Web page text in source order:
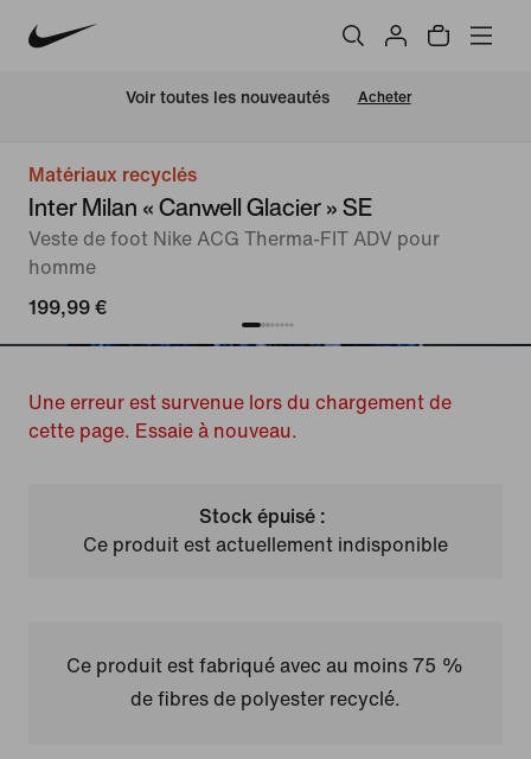
Voir toutes les nouveautés Acheter
Matériaux recyclés
Inter Milan « Canwell Glacier » SE
Veste de foot Nike ACG Therma-FIT ADV pour
homme
199,99 €
Une erreur est survenue lors du chargement de
cette page. Essaie à nouveau.
Stock épuisé :
Ce produit est actuellement indisponible
Ce produit est fabriqué avec au moins 75 %
de fibres de polyester recyclé.